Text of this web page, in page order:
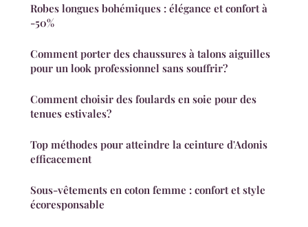
Robes longues bohémiques : élégance et confort à
-50%
Comment porter des chaussures à talons aiguilles
pour un look professionnel sans souffrir?
Comment choisir des foulards en soie pour des
tenues estivales?
Top méthodes pour atteindre la ceinture d'Adonis
efficacement
Sous-vêtements en coton femme : confort et style
écoresponsable